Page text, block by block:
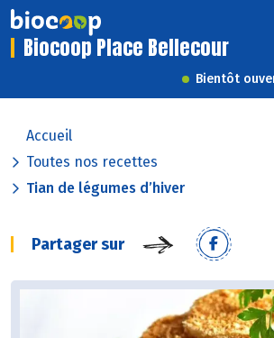
Biocoop Place Bellecour
Bientôt
Accueil
Toutes nos recettes
Tian de légumes d’hiver
Partager sur